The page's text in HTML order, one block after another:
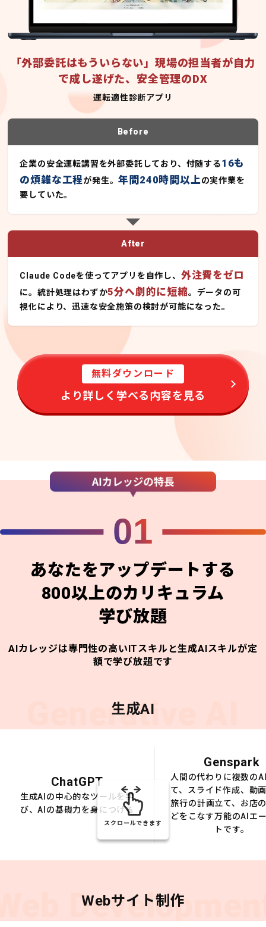
「外部委託はもういらない」現場の担当者が自力
で成し遂げた、安全管理のDX
運転適性診断アプリ
Before
企業の安全運転講習を外部委託しており、付随する16も
の煩雑な工程が発生。年間240時間以上の実作業を
要していた。
After
Claude Codeを使ってアプリを自作し、 外注費をゼロ
に。統計処理はわずか5分へ劇的に短縮。データの可
視化により、迅速な安全施策の検討が可能になった。
無料ダウンロード
より詳しく学べる内容を見る
01
あなたをアップデートする
800以上のカリキュラム
学び放題
AIカレッジは専門性の高いITスキルと生成AIスキルが定
額で学び放題です
Generative AI
生成AI
ChatGPT
生成AIの中心的なツールを学
び、AIの基礎力を身につける
Genspark
人間の代わりに複数の
て、スライド作成、動
旅行の計画立て、お店
どをこなす万能のAIエ
トです。
スクロールできます
Webサイト制作